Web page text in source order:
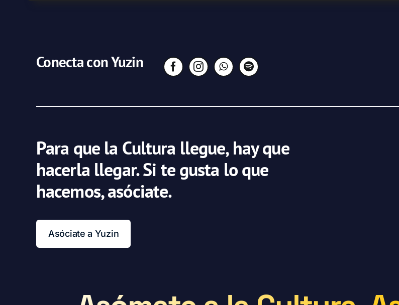
Conecta con Yuzin
Para que la Cultura llegue, hay que
hacerla llegar. Si te gusta lo que
hacemos, asóciate.
Asóciate a Yuzin